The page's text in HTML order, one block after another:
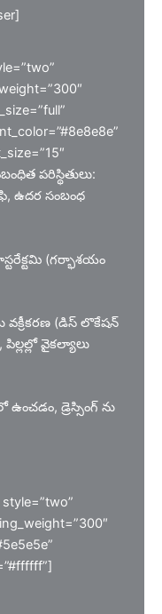
పరిస్థితులు:
ఉదర సంబంధ
(గర్భాశయం
వక్రీకరణ (డిస్ లొకేషన్
వైకల్యాలు
డ్రెస్సింగ్ ను